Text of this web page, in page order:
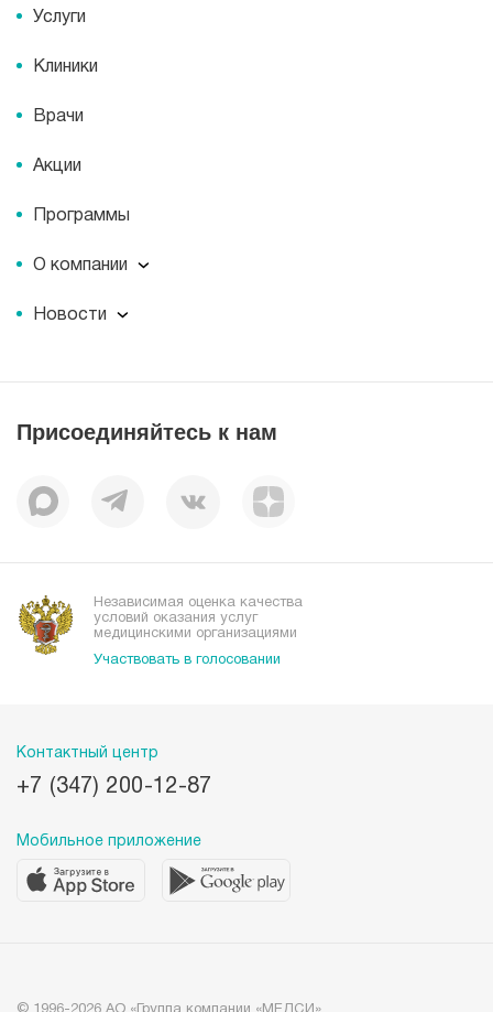
Услуги
Клиники
Врачи
Акции
Программы
О компании
Пациентам
Миссия
Корпоративная социальная ответственность
Наши преимущества
Новости
Пресс-центр
Присоединяйтесь к нам
Независимая оценка качества
условий оказания услуг
медицинскими организациями
Участвовать в голосовании
Контактный центр
+7 (347) 200-12-87
Мобильное приложение